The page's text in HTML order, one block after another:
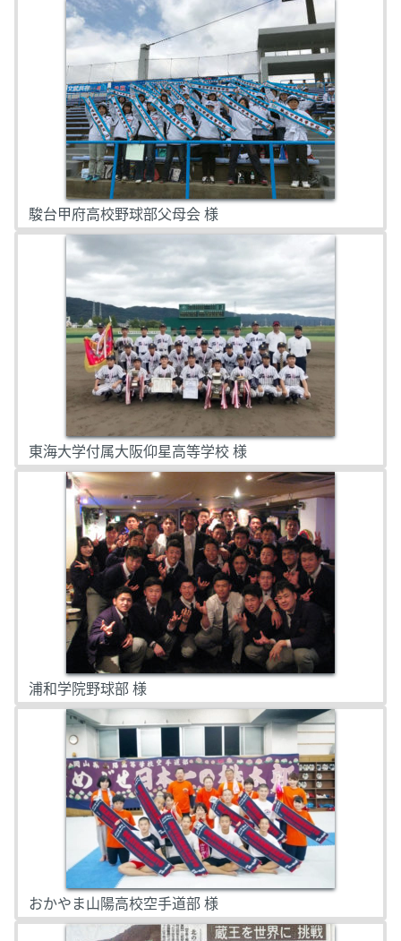
駿台甲府高校野球部父母会 様
東海大学付属大阪仰星高等学校 様
浦和学院野球部 様
おかやま山陽高校空手道部 様